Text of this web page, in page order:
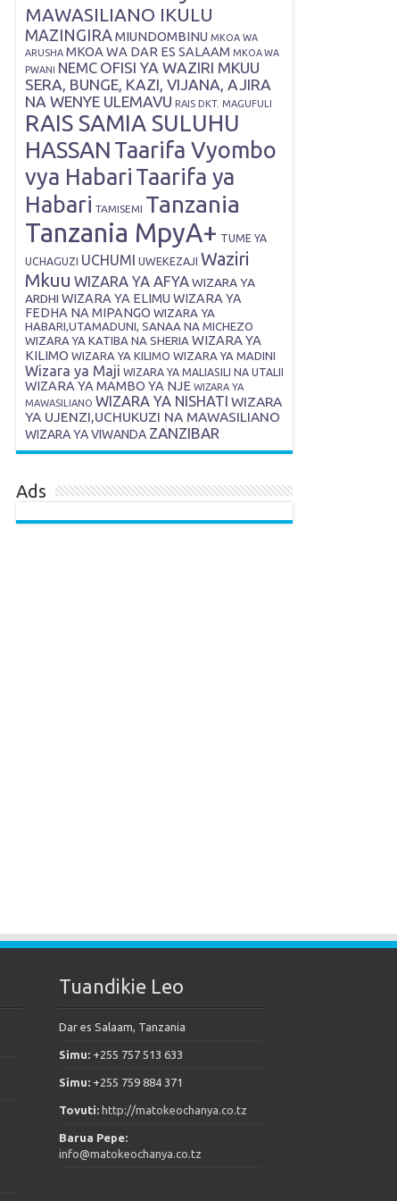
MAWASILIANO IKULU
MAZINGIRAMIUNDOMBINU MKOA WA
ARUSHA MKOA WA DAR ES SALAAM MKOA WA
PWANI NEMC OFISI YA WAZIRI MKUU
SERA, BUNGE, KAZI, VIJANA, AJIRA
NA WENYE ULEMAVU RAIS DKT. MAGUFULI
RAIS SAMIA SULUHU
HASSAN Taarifa Vyombo
vya Habari Taarifa ya
Habari TAMISEMI Tanzania
Tanzania MpyA+ TUME YA
UCHAGUZI UCHUMI UWEKEZAJI Waziri
Mkuu WIZARA YA AFYAWIZARA YA
ARDHI WIZARA YA ELIMU WIZARA YA
FEDHA NA MIPANGO WIZARA YA
HABARI,UTAMADUNI, SANAA NA MICHEZO
WIZARA YA KATIBA NA SHERIA WIZARA YA
KILIMO WIZARA YA KILIMO WIZARA YA MADINI
Wizara ya Maji WIZARA YA MALIASILI NA UTALII
WIZARA YA MAMBO YA NJE WIZARA YA
MAWASILIANO WIZARA YA NISHATI WIZARA
YA UJENZI,UCHUKUZI NA MAWASILIANO
WIZARA YA VIWANDA ZANZIBAR
Ads
Tuandikie Leo
Dar es Salaam, Tanzania
Simu: +255 757 513 633
Simu: +255 759 884 371
Tovuti: http://matokeochanya.co.tz
Barua Pepe:
info@matokeochanya.co.tz